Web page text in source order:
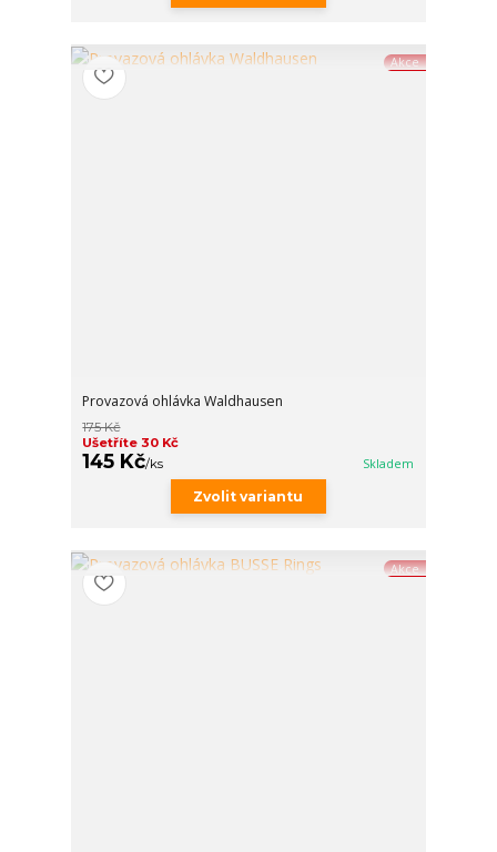
Akce
Provazová ohlávka Waldhausen
175 Kč
Ušetříte 30 Kč
145 Kč/ks Skladem
Zvolit variantu
Akce